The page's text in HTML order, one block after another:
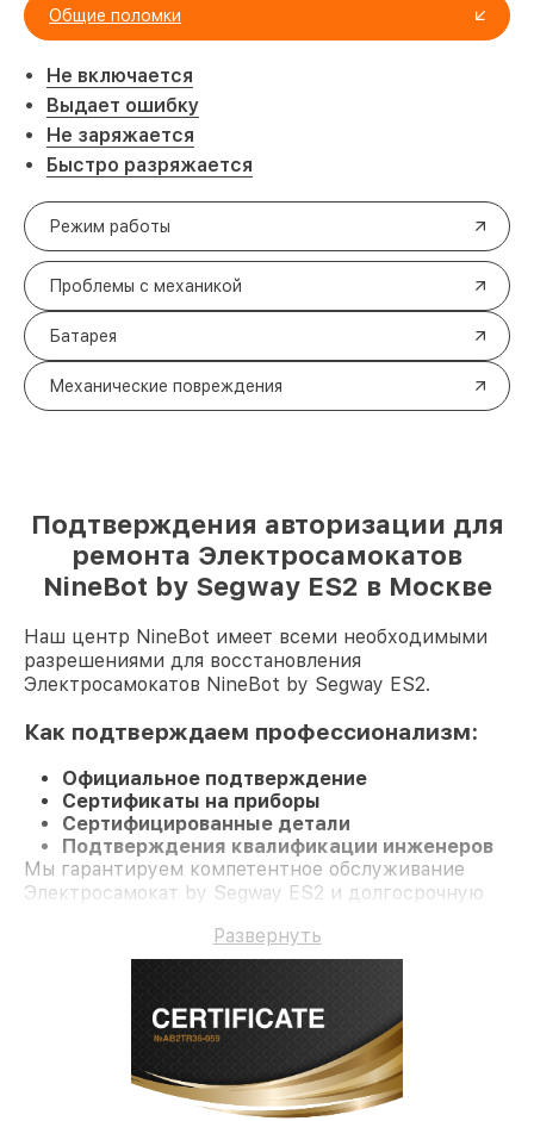
Общие поломки
Не включается
Выдает ошибку
Не заряжается
Быстро разряжается
Режим работы
Проблемы с механикой
Батарея
Механические повреждения
Подтверждения авторизации для
ремонта Электросамокатов
NineBot by Segway ES2 в Москве
Наш центр NineBot имеет всеми необходимыми
разрешениями для восстановления
Электросамокатов NineBot by Segway ES2.
Как подтверждаем профессионализм:
Официальное подтверждение
Сертификаты на приборы
Сертифицированные детали
Подтверждения квалификации инженеров
Мы гарантируем компетентное обслуживание
Электросамокат by Segway ES2 и долгосрочную
Развернуть